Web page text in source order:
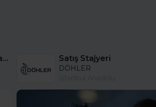
HSBC Virtualents Student Program bu sene de devam ediyor! Satış Stajyeri
DÖHLER